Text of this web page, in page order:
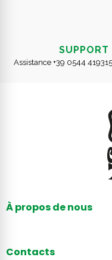
SUPPORT
Assistance +39 0544
À propos de nous
Contacts